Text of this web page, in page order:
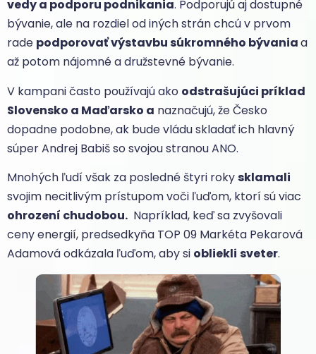
vedy a podporu podnikania. Podporujú aj dostupné
bývanie, ale na rozdiel od iných strán chcú v prvom
rade podporovať výstavbu súkromného bývaniaa
až potom nájomné a družstevné bývanie.
V kampani často používajú ako odstrašujúci príklad
Slovensko a Maďarsko a naznačujú, že Česko
dopadne podobne, ak bude vládu skladať ich hlavný
súper Andrej Babiš so svojou stranou ANO.
Mnohých ľudí však za posledné štyri rokysklamali
svojim necitlivým prístupom voči ľuďom, ktorí sú viac
ohrození chudobou. Napríklad, keď sa zvyšovali
ceny energií, predsedkyňa TOP 09 Markéta Pekarová
Adamová odkázala ľuďom, aby si obliekli sveter.